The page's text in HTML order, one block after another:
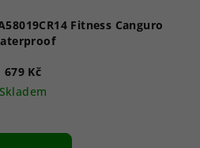
Fitness Canguro
679 Kč
Skladem